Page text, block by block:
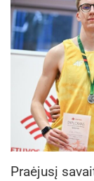
Praėjusį